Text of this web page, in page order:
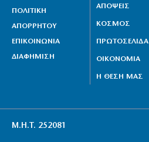
ΠΟΛΙΤΙΚΗ
ΑΠΟΡΡΗΤΟΥ
ΕΠΙΚΟΙΝΩΝΙΑ
ΔΙΑΦΗΜΙΣΗ
ΑΠΟΨΕΙΣ
ΚΟΣΜΟΣ
ΠΡΩΤΟΣΕΛΙΔΑ
ΟΙΚΟΝΟΜΙΑ
Η ΘΕΣΗ ΜΑΣ
Μ.Η.Τ. 252081